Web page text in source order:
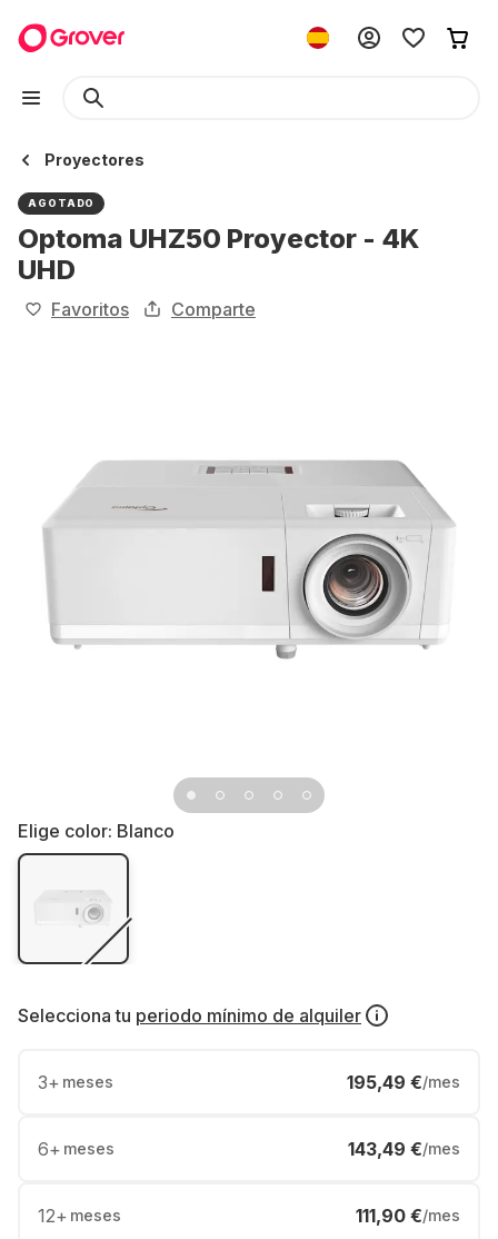
Proyectores
AGOTADO
Optoma UHZ50 Proyector - 4K
UHD
Favoritos Comparte
Elige color: Blanco
Selecciona tu periodo mínimo de alquiler
3+ meses 195,49 €/mes
6+ meses 143,49 €/mes
12+ meses 111,90 €/mes